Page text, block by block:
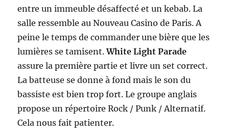
entre un immeuble désaffecté et un kebab. La
salle ressemble au Nouveau Casino de Paris. A
peine le temps de commander une bière que les
lumières se tamisent.White Light Parade
assure la première partie et livre un set correct.
La batteuse se donne à fond mais le son du
bassiste est bien trop fort. Le groupe anglais
propose un répertoire Rock / Punk / Alternatif.
Cela nous fait patienter.